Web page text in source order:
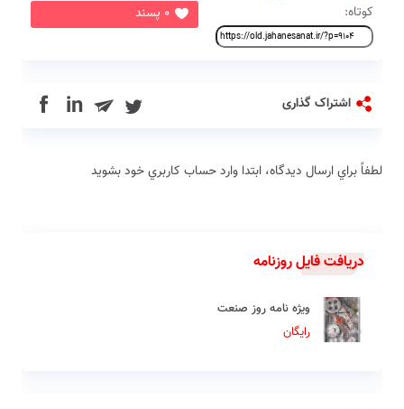
0 پسند
کوتاه:
اشتراک گذاری in
لطفاً براي ارسال دیدگاه، ابتدا وارد حساب كاربري خود بشويد
دریافت فایل روزنامه
ویژه نامه روز صنعت
رایگان